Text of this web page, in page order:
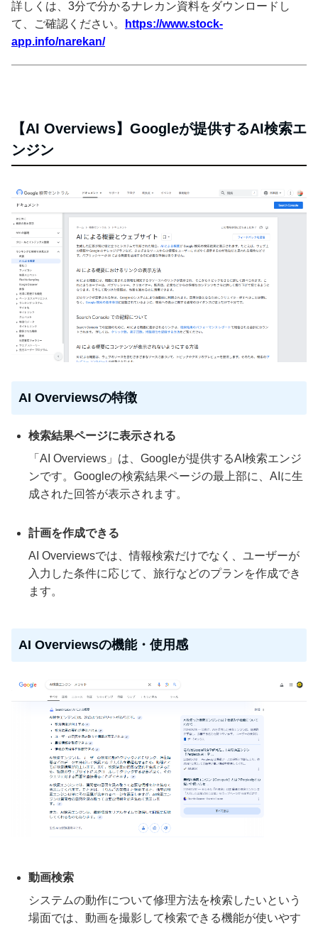
詳しくは、3分で分かるナレカン資料をダウンロードし
て、ご確認ください。
https://www.stock-
app.info/narekan/
【AI Overviews】Googleが提供するAI検索エ
ンジン
AI Overviewsの特徴
検索結果ページに表示される
「AI Overviews」は、Googleが提供するAI検索エンジ
ンです。Googleの検索結果ページの最上部に、AIに生
成された回答が表示されます。
計画を作成できる
AI Overviewsでは、情報検索だけでなく、ユーザーが
入力した条件に応じて、旅行などのプランを作成でき
ます。
AI Overviewsの機能・使用感
動画検索
システムの動作について修理方法を検索したいという
場面では、動画を撮影して検索できる機能が使いやす